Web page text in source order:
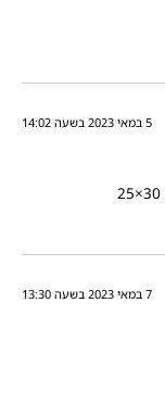
5 במאי 2023 בשעה 14:02
7 במאי 2023 בשעה 13:30